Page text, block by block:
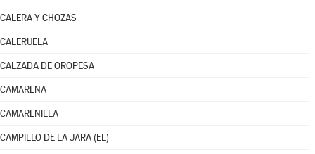
CALERA Y CHOZAS
CALERUELA
CALZADA DE OROPESA
CAMARENA
CAMARENILLA
CAMPILLO DE LA JARA (EL)